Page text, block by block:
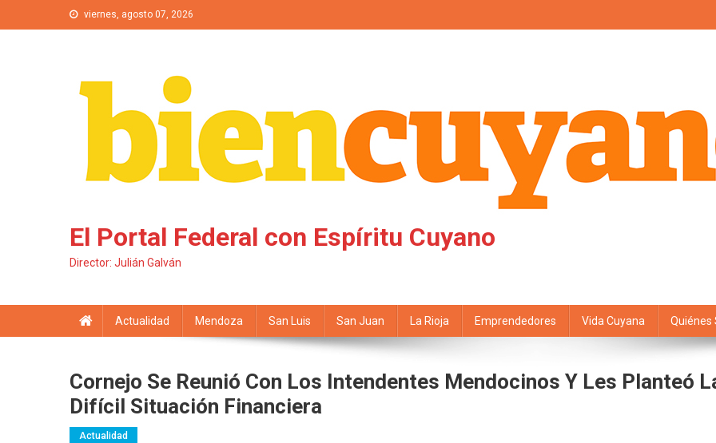
Saltar al contenidoviernes, agosto 07, 2026
El Portal Federal con Espíritu Cuyano
Director: Julián Galván
Actualidad Mendoza San Luis San Juan La Rioja Emprendedores Vida Cuyana Quiénes
Cornejo Se Reunió Con Los Intendentes Mendocinos Y Les Planteó
Difícil Situación Financiera
Actualidad